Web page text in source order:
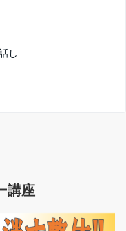
し
講座